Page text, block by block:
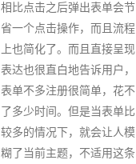
相比点击之后弹出表单会节
省一个点击操作，而且流程
上也简化了。而且直接呈现
表达也很直白地告诉用户，
表单不多注册很简单，花不
了多少时间。但是当表单比
较多的情况下，就会让人模
糊了当前主题，不适用这条